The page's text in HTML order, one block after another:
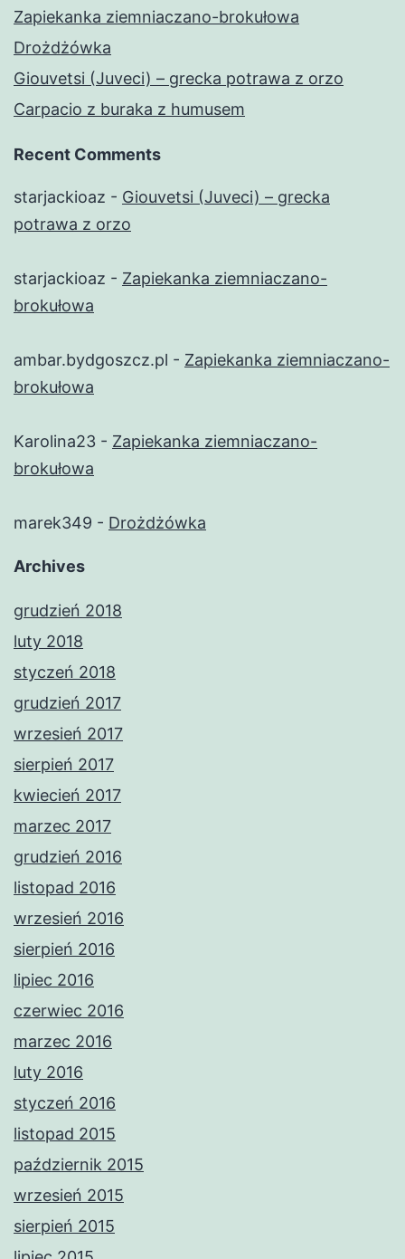
Zapiekanka ziemniaczano-brokułowa
Drożdżówka
Giouvetsi (Juveci) – grecka potrawa z orzo
Carpacio z buraka z humusem
Recent Comments
starjackioaz - Giouvetsi (Juveci) – grecka
potrawa z orzo
starjackioaz - Zapiekanka ziemniaczano-
brokułowa
ambar.bydgoszcz.pl - Zapiekanka ziemniaczano-
brokułowa
Karolina23 - Zapiekanka ziemniaczano-
brokułowa
marek349 - Drożdżówka
Archives
grudzień 2018
luty 2018
styczeń 2018
grudzień 2017
wrzesień 2017
sierpień 2017
kwiecień 2017
marzec 2017
grudzień 2016
listopad 2016
wrzesień 2016
sierpień 2016
lipiec 2016
czerwiec 2016
marzec 2016
luty 2016
styczeń 2016
listopad 2015
październik 2015
wrzesień 2015
sierpień 2015